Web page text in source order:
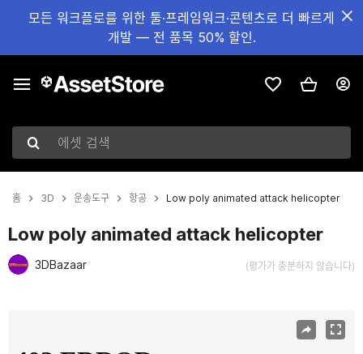
모든 워크플로를 위한 툴·프레임워크·콘텐츠로 더 빠르게
개발 — 전 품목 50% 할인.
에셋 검색
홈 3D 운송도구 항공 Low poly animated attack helicopter
Low poly animated attack helicopter
3DBazaar (평가가 충분하지 않습니다)